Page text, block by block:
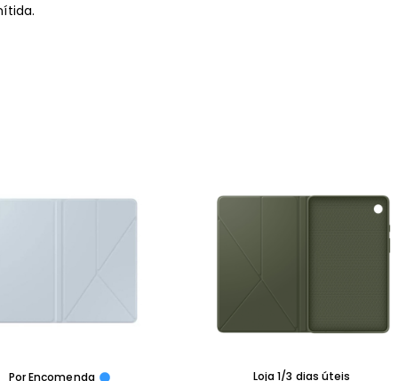
Por Encomenda Loja 1/3 dias úteis